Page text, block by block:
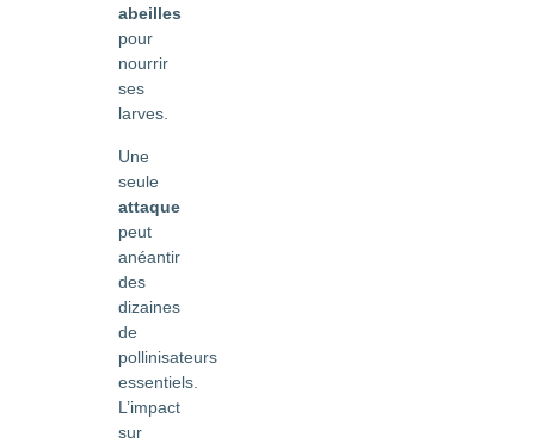
abeilles
pour
nourrir
ses
larves.
Une
seule
attaque
peut
anéantir
des
dizaines
de
pollinisateurs
essentiels.
L’impact
sur